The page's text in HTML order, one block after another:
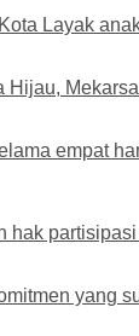
Layak
empat
yang